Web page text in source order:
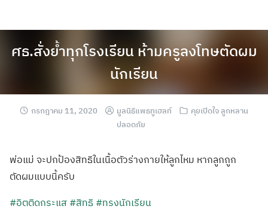
ศธ.สั่งย้ำทุกโรงเรียน ห้ามครูลงโทษตัดผม
นักเรียน
กรกฎาคม 11, 2020 มูลนิธิแพธทูเฮลท์
คุยเปิดใจ ลูกหลาน
ปลอดภัย
พ่อแม่ จะปกป้องสิทธิในเนื้อตัวร่างกายให้ลูกไหม หากลูกถูก
ตัดผมแบบนี้ครับ
#อิตติดกระแส #สิทธิ #ทรงนักเรียน